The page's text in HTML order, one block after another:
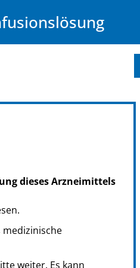
dieses Arzneimittels
medizinische
weiter. Es kann